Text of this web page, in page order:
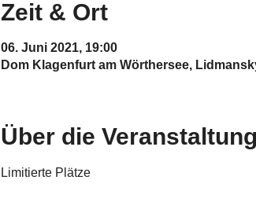
Zeit & Ort
06. Juni 2021, 19:00
Dom Klagenfurt am Wörthersee,
Über die Veranstaltung
Limitierte Plätze